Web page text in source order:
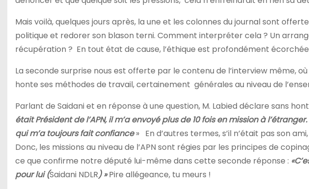
Mais voilà, quelques jours après, la une et les colonnes du journal sont
politique et redorer son blason terni. Comment interpréter cela ? Un
récupération ? En tout état de cause, l’éthique est profondément
La seconde surprise nous est offerte par le contenu de l’interview même,
honte ses méthodes de travail, certainement générales au niveau de
Parlant de Saidani et en réponse à une question, M. Labied déclare sans
était Président de l’APN, il m’a envoyé plus de 10 fois en mission à
qui m’a toujours fait confiance» En d’autres termes, s’il n’était pas son
Donc, les missions au niveau de l’APN sont régies par les principes de
ce que confirme notre député lui-même dans cette seconde réponse :
pour lui (Saidani NDLR) »Pire allégeance, tu meurs !